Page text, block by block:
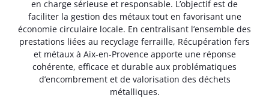
en charge sérieuse et responsable. L’objectif est de
faciliter la gestion des métaux tout en favorisant une
économie circulaire locale. En centralisant l’ensemble des
prestations liées au recyclage ferraille, Récupération fers
et métaux à Aix-en-Provence apporte une réponse
cohérente, efficace et durable aux problématiques
d’encombrement et de valorisation des déchets
métalliques.